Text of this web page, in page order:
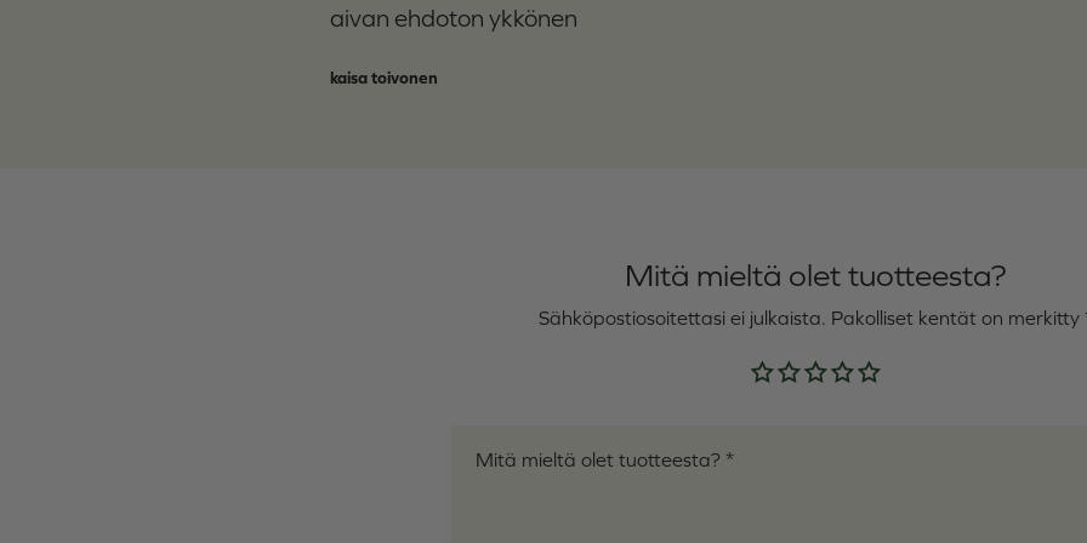
aivan ehdoton ykkönen
kaisa toivonen
Mitä mieltä olet tuotteesta?
Sähköpostiosoitettasi ei julkaista. Pakolliset kentät on merkitty
Arvostelusi*